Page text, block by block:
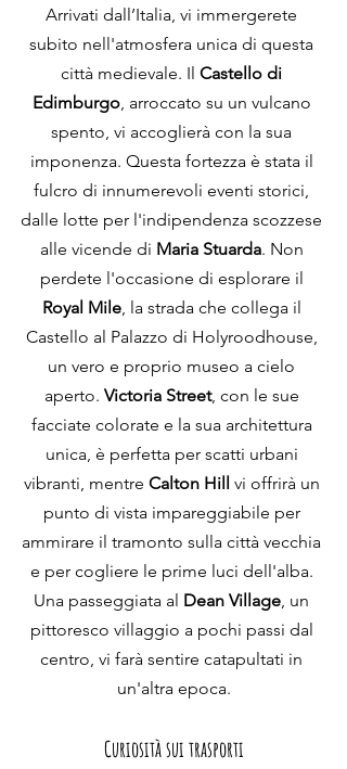
Arrivati dall’Italia, vi immergerete
subito nell'atmosfera unica di questa
città medievale. Il Castello di
Edimburgo, arroccato su un vulcano
spento, vi accoglierà con la sua
imponenza. Questa fortezza è stata il
fulcro di innumerevoli eventi storici,
dalle lotte per l'indipendenza scozzese
alle vicende di Maria Stuarda. Non
perdete l'occasione di esplorare il
Royal Mile, la strada che collega il
Castello al Palazzo di Holyroodhouse,
un vero e proprio museo a cielo
aperto. Victoria Street, con le sue
facciate colorate e la sua architettura
unica, è perfetta per scatti urbani
vibranti, mentre Calton Hill vi offrirà un
punto di vista impareggiabile per
ammirare il tramonto sulla città vecchia
e per cogliere le prime luci dell'alba.
Una passeggiata al Dean Village , un
pittoresco villaggio a pochi passi dal
centro, vi farà sentire catapultati in
un'altra epoca.
Curiosità sui trasporti